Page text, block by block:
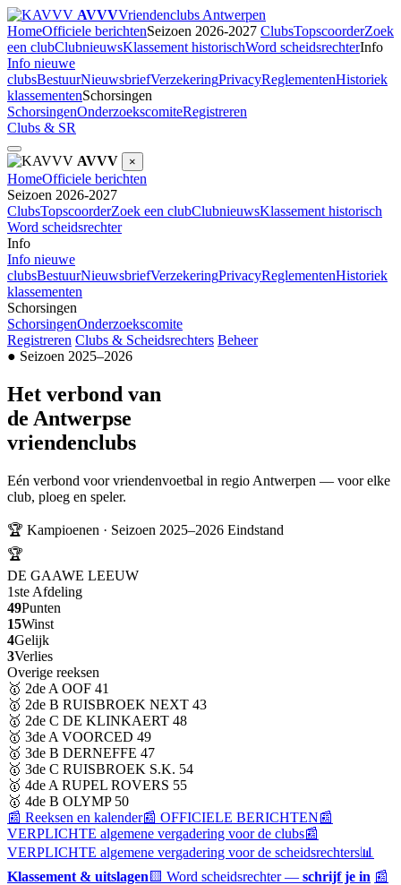
AVVVVriendenclubs Antwerpen
HomeOfficiele berichtenSeizoen 2026-2027 ClubsTopscoorderZoek
een clubClubnieuwsKlassement historischWord scheidsrechterInfo
Info nieuwe
clubsBestuurNieuwsbriefVerzekeringPrivacyReglementenHistoriek
klassementenSchorsingen
SchorsingenOnderzoekscomiteRegistreren
Clubs & SR
AVVV ×
HomeOfficiele berichten
Seizoen 2026-2027
ClubsTopscoorderZoek een clubClubnieuwsKlassement historisch
Word scheidsrechter
Info
Info nieuwe
clubsBestuurNieuwsbriefVerzekeringPrivacyReglementenHistoriek
klassementen
Schorsingen
SchorsingenOnderzoekscomite
Registreren Clubs & Scheidsrechters Beheer
● Seizoen 2025–2026
Het verbond van
de Antwerpse
vriendenclubs
Eén verbond voor vriendenvoetbal in regio Antwerpen — voor elke
club, ploeg en speler.
🏆 Kampioenen · Seizoen 2025–2026 Eindstand
🏆
DE GAAWE LEEUW
1ste Afdeling
49Punten
15Winst
4Gelijk
3Verlies
Overige reeksen
🥇 2de A OOF 41
🥇 2de B RUISBROEK NEXT 43
🥇 2de C DE KLINKAERT 48
🥇 3de A VOORCED 49
🥇 3de B DERNEFFE 47
🥇 3de C RUISBROEK S.K. 54
🥇 4de A RUPEL ROVERS 55
🥇 4de B OLYMP 50
📰 Reeksen en kalender📰 OFFICIELE BERICHTEN📰
VERPLICHTE algemene vergadering voor de clubs📰
VERPLICHTE algemene vergadering voor de scheidsrechters📊
Klassement & uitslagen 🟨 Word scheidsrechter — schrijf je in 📰